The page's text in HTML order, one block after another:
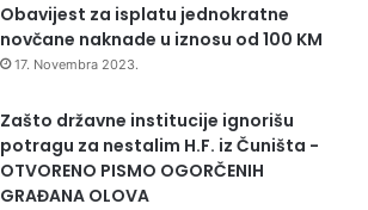
Obavijest za isplatu jednokratne
novčane naknade u iznosu od 100 KM
17. Novembra 2023.
Zašto državne institucije ignorišu
potragu za nestalim H.F. iz Čuništa -
OTVORENO PISMO OGORČENIH
GRAĐANA OLOVA